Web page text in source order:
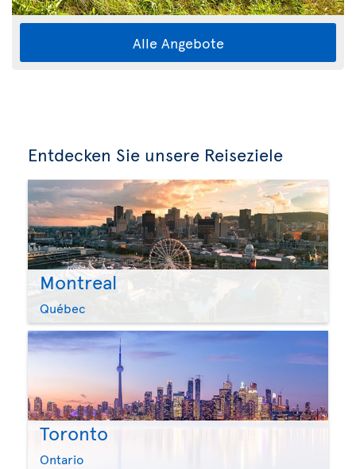
Alle Angebote
Entdecken Sie unsere Reiseziele
Montreal
Québec
Toronto
Ontario